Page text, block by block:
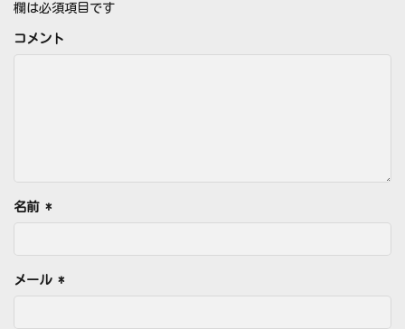
欄は必須項目です
コメント
名前 *
メール *